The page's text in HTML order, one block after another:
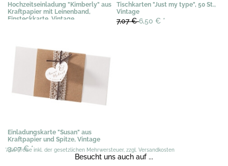
Hochzeitseinladung "Kimberly" aus
Kraftpapier mit Leinenband,
Einsteckkarte, Vintage
Tischkarten "Just my type", 50 St.,
Vintage
7,07 €6,50 € *
Einladungskarte "Susan" aus
Kraftpapier und Spitze, Vintage
3,07 €*
*Alle Preise inkl. der gesetzlichen Mehrwersteuer, zzgl. Versandkosten
Besucht uns auch auf ...